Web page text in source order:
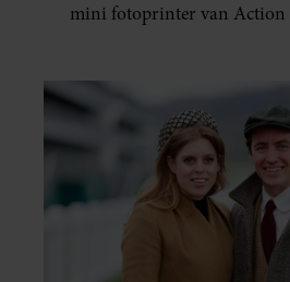
mini fotoprinter van Action
al in handen.